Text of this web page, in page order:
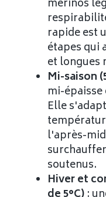
mérinos
rapide est
étapes qui
et longues
Mi-saison
mi-
Elle
l'après-
soutenus.
Hiver et